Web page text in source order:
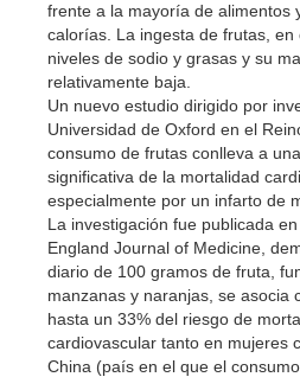
frente a la mayoría de alimentos
calorías. La ingesta de frutas,
niveles de sodio y grasas y su
relativamente baja.
Un nuevo estudio dirigido por
Universidad de Oxford en el
consumo de frutas conlleva a
significativa de la mortalidad
especialmente por un infarto de
La investigación fue publicada
England Journal of Medicine,
diario de 100 gramos de fruta,
manzanas y naranjas, se asocia
hasta un 33% del riesgo de
cardiovascular tanto en mujeres
China (país en el que el